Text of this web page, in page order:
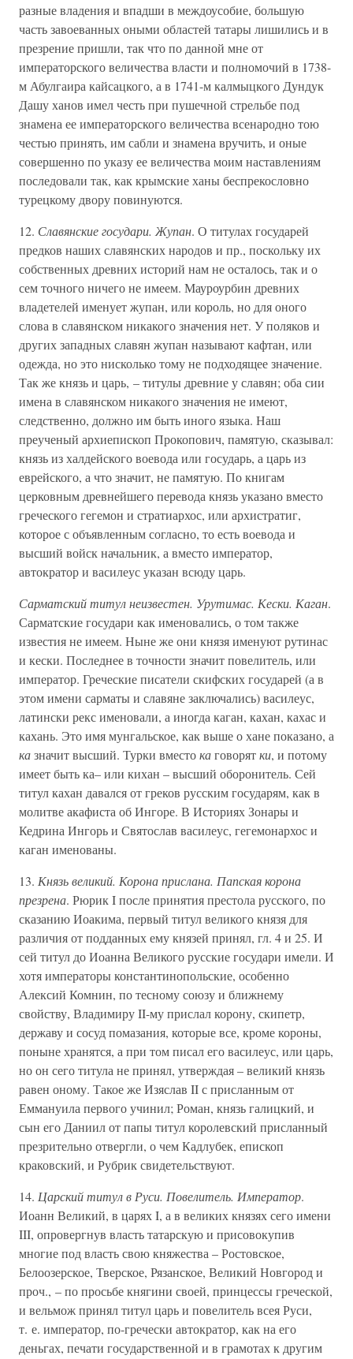
разные владения и впадши в междоусобие, большую
часть завоеванных оными областей татары лишились и в
презрение пришли, так что по данной мне от
императорского величества власти и полномочий в 1738-
м Абулгаира кайсацкого, а в 1741-м калмыцкого Дундук
Дашу ханов имел честь при пушечной стрельбе под
знамена ее императорского величества всенародно тою
честью принять, им сабли и знамена вручить, и оные
совершенно по указу ее величества моим наставлениям
последовали так, как крымские ханы беспрекословно
турецкому двору повинуются.
12. Славянские государи. Жупан. О титулах государей
предков наших славянских народов и пр., поскольку их
собственных древних историй нам не осталось, так и о
сем точного ничего не имеем. Мауроурбин древних
владетелей именует жупан, или король, но для оного
слова в славянском никакого значения нет. У поляков и
других западных славян жупан называют кафтан, или
одежда, но это нисколько тому не подходящее значение.
Так же князь и царь, – титулы древние у славян; оба сии
имена в славянском никакого значения не имеют,
следственно, должно им быть иного языка. Наш
преученый архиепископ Прокопович, памятую, сказывал:
князь из халдейского воевода или государь, а царь из
еврейского, а что значит, не памятую. По книгам
церковным древнейшего перевода князь указано вместо
греческого гегемон и стратиархос, или архистратиг,
которое с объявленным согласно, то есть воевода и
высший войск начальник, а вместо император,
автократор и василеус указан всюду царь.
Сарматский титул неизвестен. Урутимас. Кески. Каган.
Сарматские государи как именовались, о том также
известия не имеем. Ныне же они князя именуют рутинас
и кески. Последнее в точности значит повелитель, или
император. Греческие писатели скифских государей (а в
этом имени сарматы и славяне заключались) василеус,
латински рекс именовали, а иногда каган, кахан, кахас и
кахань. Это имя мунгальское, как выше о хане показано, а
казначит высший. Турки вместокаговорятки, и потому
имеет быть ка– или кихан – высший оборонитель. Сей
титул кахан давался от греков русским государям, как в
молитве акафиста об Ингоре. В Историях Зонары и
Кедрина Ингорь и Святослав василеус, гегемонархос и
каган именованы.
13. Князь великий. Корона прислана. Папская корона
презрена. Рюрик I после принятия престола русского, по
сказанию Иоакима, первый титул великого князя для
различия от подданных ему князей принял, гл. 4 и 25. И
сей титул до Иоанна Великого русские государи имели. И
хотя императоры константинопольские, особенно
Алексий Комнин, по тесному союзу и ближнему
свойству, Владимиру II-му прислал корону, скипетр,
державу и сосуд помазания, которые все, кроме короны,
поныне хранятся, а при том писал его василеус, или царь,
но он сего титула не принял, утверждая – великий князь
равен оному. Такое же Изяслав II с присланным от
Еммануила первого учинил; Роман, князь галицкий, и
сын его Даниил от папы титул королевский присланный
презрительно отвергли, о чем Кадлубек, епископ
краковский, и Рубрик свидетельствуют.
14. Царский титул в Руси. Повелитель. Император.
Иоанн Великий, в царях I, а в великих князях сего имени
III, опровергнув власть татарскую и присовокупив
многие под власть свою княжества – Ростовское,
Белоозерское, Тверское, Рязанское, Великий Новгород и
проч., – по просьбе княгини своей, принцессы греческой,
и вельмож принял титул царь и повелитель всея Руси,
т. е. император, по-гречески автократор, как на его
деньгах, печати государственной и в грамотах к другим